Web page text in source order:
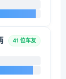
41 位车友